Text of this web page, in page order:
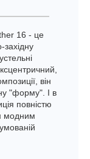
16 - це
західну
він
"форму". І в
повністю
модним